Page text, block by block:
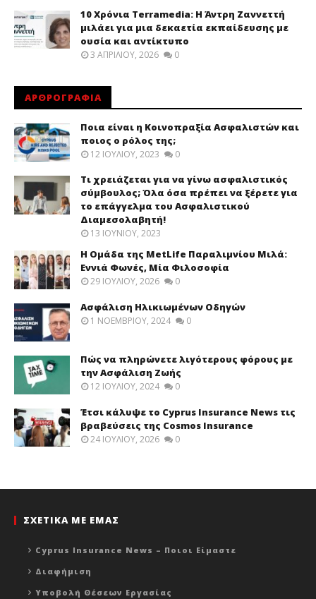
10 Χρόνια Terramedia: Η Άντρη Ζαννεττή
μιλάει για μια δεκαετία εκπαίδευσης με
ουσία και αντίκτυπο
3 ΑΠΡΙΛΊΟΥ, 2026 0
ΑΡΘΡΟΓΡΑΦΙΑ
Ποια είναι η Κοινοπραξία Ασφαλιστών και
ποιος ο ρόλος της;
12 ΙΟΥΛΊΟΥ, 2023 0
Τι χρειάζεται για να γίνω ασφαλιστικός
σύμβουλος; Όλα όσα πρέπει να ξέρετε για
το επάγγελμα του Ασφαλιστικού
Διαμεσολαβητή!
13 ΙΟΥΝΊΟΥ, 2023
Η Ομάδα της MetLife Παραλιμνίου Μιλά:
Εννιά Φωνές, Μία Φιλοσοφία
29 ΙΟΥΛΊΟΥ, 2026 0
Ασφάλιση Ηλικιωμένων Οδηγών
1 ΝΟΕΜΒΡΊΟΥ, 2024 0
Πώς να πληρώνετε λιγότερους φόρους με
την Ασφάλιση Ζωής
12 ΙΟΥΛΊΟΥ, 2024 0
Έτσι κάλυψε το Cyprus Insurance News τις
βραβεύσεις της Cosmos Insurance
24 ΙΟΥΛΊΟΥ, 2026 0
ΣΧΕΤΙΚΑ ΜΕ ΕΜΑΣ
Cyprus Insurance News – Ποιοι Είμαστε
Διαφήμιση
Υποβολή Θέσεων Εργασίας